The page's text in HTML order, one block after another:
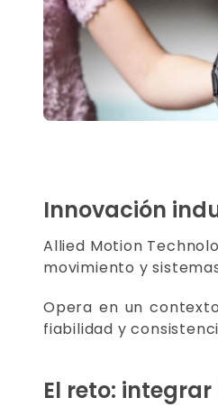
Innovación
Allied Motion
movimiento y
Opera en un
fiabilidad y
El reto: